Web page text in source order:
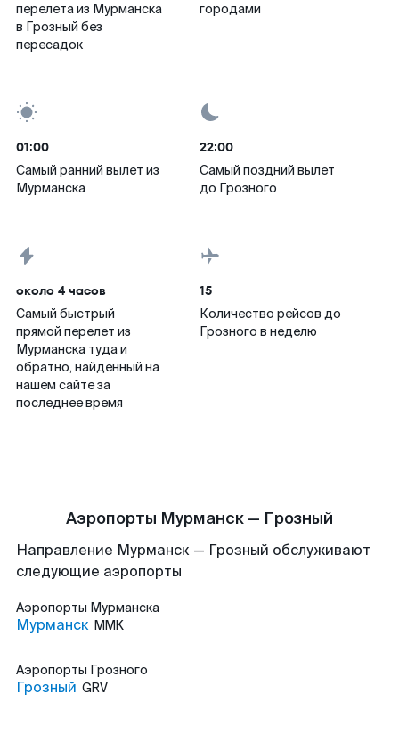
перелета из Мурманска
в Грозный без
пересадок
городами
01:00
Самый ранний вылет из
Мурманска
22:00
Самый поздний вылет
до Грозного
около 4 часов
Самый быстрый
прямой перелет из
Мурманска туда и
обратно, найденный на
нашем сайте за
последнее время
15
Количество рейсов до
Грозного в неделю
Аэропорты Мурманск — Грозный
Направление Мурманск — Грозный обслуживают
следующие аэропорты
Аэропорты Мурманска
Мурманск MMK
Аэропорты Грозного
Грозный GRV